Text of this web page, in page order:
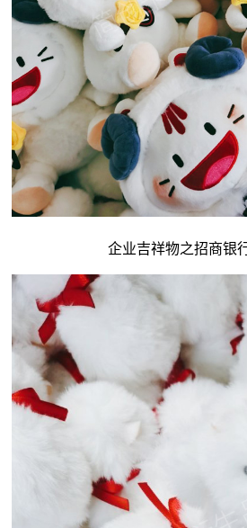
企业吉祥物之招商银